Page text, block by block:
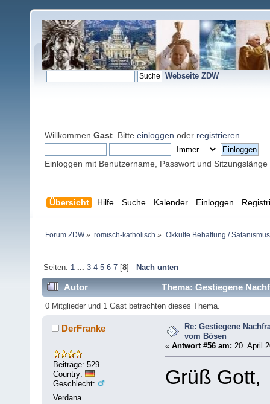
Webseite ZDW
Willkommen Gast . Bitte einloggen oder registrieren
Einloggen mit Benutzername, Passwort und Sitzungslänge
Übersicht Hilfe Suche Kalender Einloggen
Forum ZDW» römisch-katholisch » Okkulte Behaftung /
Seiten: 1 ... 3 4 5 6 7[8] Nach unten
Autor Thema: Gestiegene
0 Mitglieder und 1 Gast betrachten dieses Thema.
DerFranke
Beiträge: 529
Country:
Geschlecht:
Verdana
Re: Gestiegene
vom Bösen
« Antwort #56 am: 20. April
Grüß Gott,